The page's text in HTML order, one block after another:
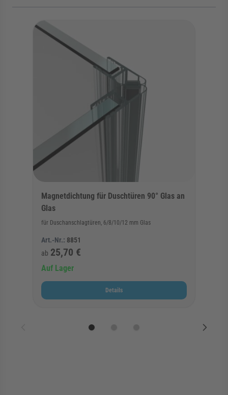
Die Navigation durch die Elemente des Karussells ist mit der
Karussell überspringen
Zur Karussell-Navigation springen
Magnetdichtung für Duschtüren 90° Glas an
Glas
für Duschanschlagtüren, 6/8/10/12 mm Glas
Art.-Nr.: 8851
ab 25,70 €
Auf Lager
Details